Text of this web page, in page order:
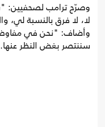
وصرّح ترامب لصحفيين:
لا، لا فرق بالنسبة لي،
وأضاف: "نحن في
سننتصر بغض النظر